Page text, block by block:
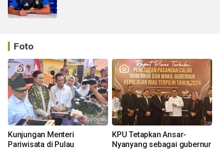
Foto
Kunjungan Menteri
Pariwisata di Pulau
KPU Tetapkan Ansar-
Nyanyang sebagai gubernur